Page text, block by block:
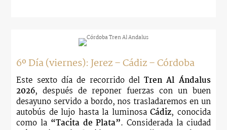
6º Día (viernes): Jerez – Cádiz – Córdoba
Este sexto día de recorrido delTren Al Ándalus
2026, después de reponer fuerzas con un buen
desayuno servido a bordo, nos trasladaremos en un
autobús de lujo hasta la luminosaCádiz, conocida
como la “Tacita de Plata”. Considerada la ciudad